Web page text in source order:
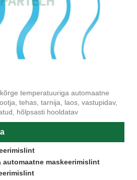
temperatuuriga automaatne
tehas, tarnija, laos, vastupidav,
hõlpsasti hooldatav
automaatne maskeerimislint